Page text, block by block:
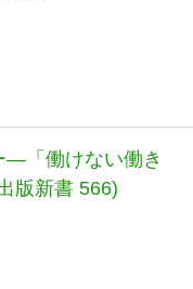
―「働けない働き
版新書 566)